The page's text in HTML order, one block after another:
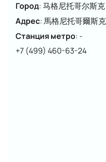
赛将继续进行男子单
2月17日，所有花样
（自由滑冰）和女
冰上舞蹈和男子节目
Город:马格尼托哥尔斯克
Адрес:馬格尼托哥爾斯
Станция метро: -
+7 (499) 460-63-24